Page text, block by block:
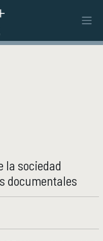
la sociedad
documentales